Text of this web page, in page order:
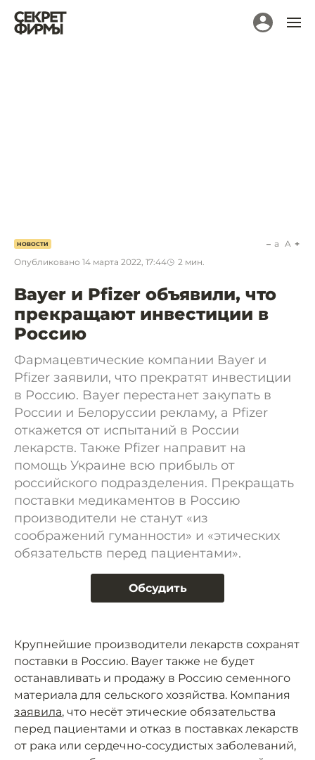
НОВОСТИ
Опубликовано 14 марта 2022, 17:44 2 мин.
a A
Bayer и Pfizer объявили, что
прекращают инвестиции в
Россию
Фармацевтические компании Bayer и
Pfizer заявили, что прекратят инвестиции
в Россию. Bayer перестанет закупать в
России и Белоруссии рекламу, а Pfizer
откажется от испытаний в России
лекарств. Также Pfizer направит на
помощь Украине всю прибыль от
российского подразделения. Прекращать
поставки медикаментов в Россию
производители не станут «из
соображений гуманности» и «этических
обязательств перед пациентами».
Обсудить
Крупнейшие производители лекарств сохранят
поставки в Россию. Bayer также не будет
останавливать и продажу в Россию семенного
материала для сельского хозяйства. Компания
заявила, что несёт этические обязательства
перед пациентами и отказ в поставках лекарств
от рака или сердечно-сосудистых заболеваний,